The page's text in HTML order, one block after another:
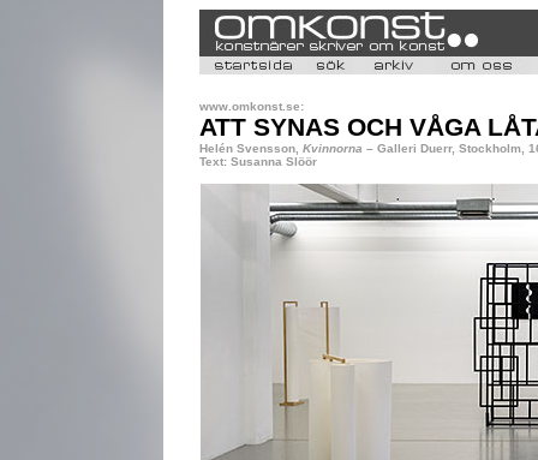
www.omkonst.se:
ATT SYNAS OCH VÅGA
Helén Svensson, Kvinnorna – Galleri Duerr, Stockholm,
Text: Susanna Slöör